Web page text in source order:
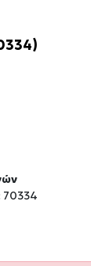
70334